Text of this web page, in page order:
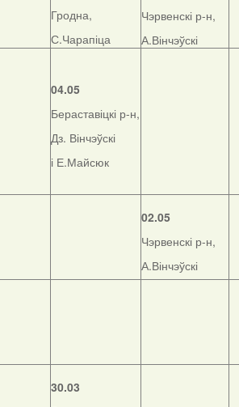
Гродна,
С.Чарапіца
Чэрвенскі р-н,
А.Вінчэўскі
04.05
Бераставіцкі р-н,
Дз. Вінчэўскі
і Е.Майсюк
02.05
Чэрвенскі р-н,
А.Вінчэўскі
30.03